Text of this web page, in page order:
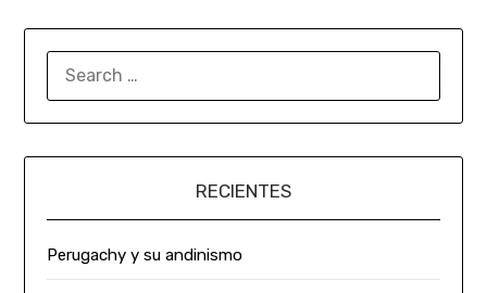
RECIENTES
Perugachy y su andinismo